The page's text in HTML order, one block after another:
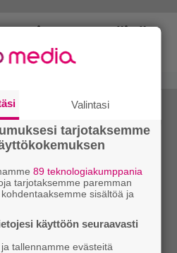
superpäivä –
Valintasi
tarjotaksemme
89 teknologiakumppania
tarjotaksemme paremman
sisältöä ja
käyttöön seuraavasti
tallennamme evästeitä